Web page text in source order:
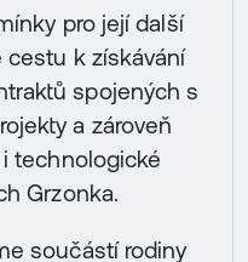
pro její další
cestu k získávání
spojených s
a zároveň
technologické
Grzonka.
součástí rodiny